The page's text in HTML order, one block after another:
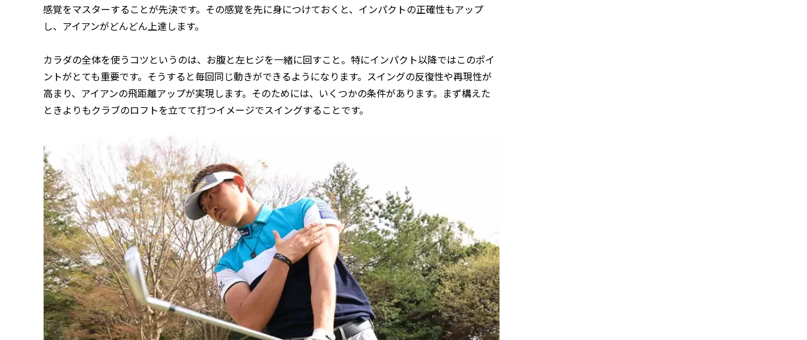
感覚をマスターすることが先決です。その感覚を先に身につけておくと、インパクトの正確性もアップ
し、アイアンがどんどん上達します。
カラダの全体を使うコツというのは、お腹と左ヒジを一緒に回すこと。特にインパクト以降ではこのポイ
ントがとても重要です。そうすると毎回同じ動きができるようになります。スイングの反復性や再現性が
高まり、アイアンの飛距離アップが実現します。そのためには、いくつかの条件があります。まず構えた
ときよりもクラブのロフトを立てて打つイメージでスイングすることです。